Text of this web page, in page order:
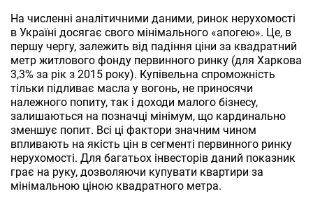
На численні аналітичними даними, ринок нерухомості
в Україні досягає свого мінімального «апогею». Це, в
першу чергу, залежить від падіння ціни за квадратний
метр житлового фонду первинного ринку (для Харкова
3,3% за рік з 2015 року). Купівельна спроможність
тільки підливає масла у вогонь, не приносячи
належного попиту, так і доходи малого бізнесу,
залишаються на позначці мінімум, що кардинально
зменшує попит. Всі ці фактори значним чином
впливають на якість цін в сегменті первинного ринку
нерухомості. Для багатьох інвесторів даний показник
грає на руку, дозволяючи купувати квартири за
мінімальною ціною квадратного метра.